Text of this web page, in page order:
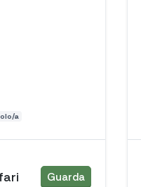
a
Guardaalloggio